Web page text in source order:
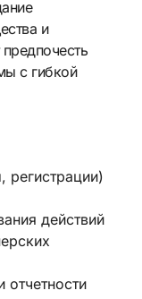
и
с гибкой
действий